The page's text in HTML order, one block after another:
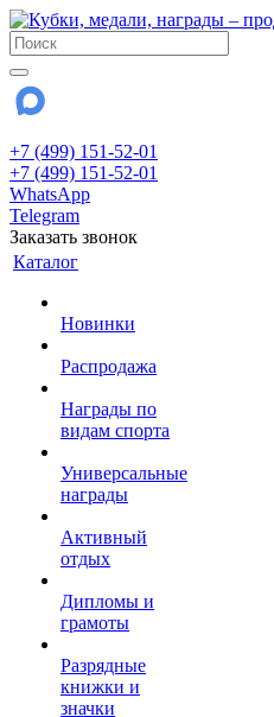
+7 (499) 151-52-01
+7 (499) 151-52-01
WhatsApp
Telegram
Заказать звонок
Каталог
Новинки
Распродажа
Награды по
видам спорта
Универсальные
награды
Активный
отдых
Дипломы и
грамоты
Разрядные
книжки и
значки